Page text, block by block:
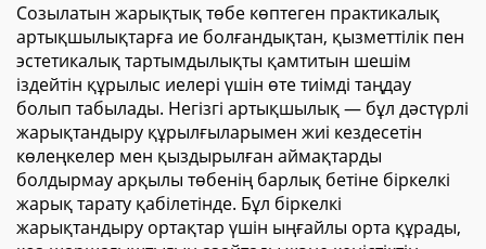
жарықтандырылатын
Seg жарық шамы
қорапшасы
Созылатын жарықтық төбе көптеген практикалық
артықшылықтарға ие болғандықтан, қызметтілік пен
эстетикалық тартымдылықты қамтитын шешім
іздейтін құрылыс иелері үшін өте тиімді таңдау
болып табылады. Негізгі артықшылық — бұл дәстүрлі
жарықтандыру құрылғыларымен жиі кездесетін
көлеңкелер мен қыздырылған аймақтарды
болдырмау арқылы төбенің барлық бетіне біркелкі
жарық тарату қабілетінде. Бұл біркелкі
жарықтандыру ортақтар үшін ыңғайлы орта құрады,